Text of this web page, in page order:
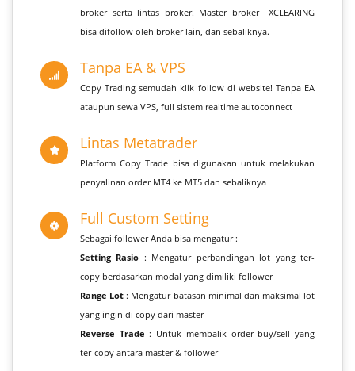
broker serta lintas broker! Master broker FXCLEARING
bisa difollow oleh broker lain, dan sebaliknya.
Tanpa EA & VPS
Copy Trading semudah klik follow di website! Tanpa EA
ataupun sewa VPS, full sistem realtime autoconnect
Lintas Metatrader
Platform Copy Trade bisa digunakan untuk melakukan
penyalinan order MT4 ke MT5 dan sebaliknya
Full Custom Setting
Sebagai follower Anda bisa mengatur :
Setting Rasio : Mengatur perbandingan lot yang ter-
copy berdasarkan modal yang dimiliki follower
Range Lot : Mengatur batasan minimal dan maksimal lot
yang ingin di copy dari master
Reverse Trade : Untuk membalik order buy/sell yang
ter-copy antara master & follower